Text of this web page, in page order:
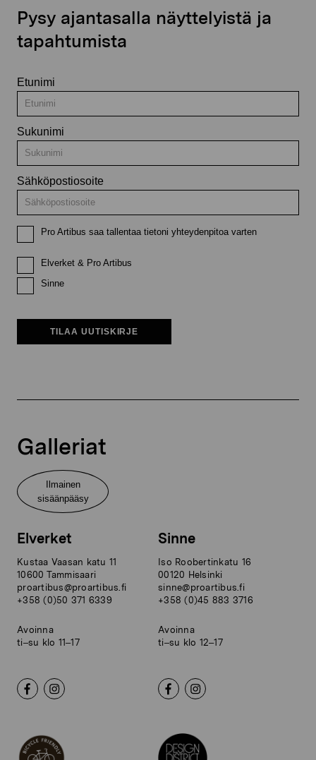
Pysy ajantasalla näyttelyistä ja
tapahtumista
Etunimi
Sukunimi
Sähköpostiosoite
Pro Artibus saa tallentaa tietoni yhteydenpitoa varten
Elverket & Pro Artibus
Sinne
TILAA UUTISKIRJE
Galleriat
Ilmainen
sisäänpääsy
Elverket
Kustaa Vaasan katu 11
10600 Tammisaari
proartibus@proartibus.fi
+358 (0)50 371 6339
Avoinna
ti–su klo 11–17
Sinne
Iso Roobertinkatu 16
00120 Helsinki
sinne@proartibus.fi
+358 (0)45 883 3716
Avoinna
ti–su klo 12–17